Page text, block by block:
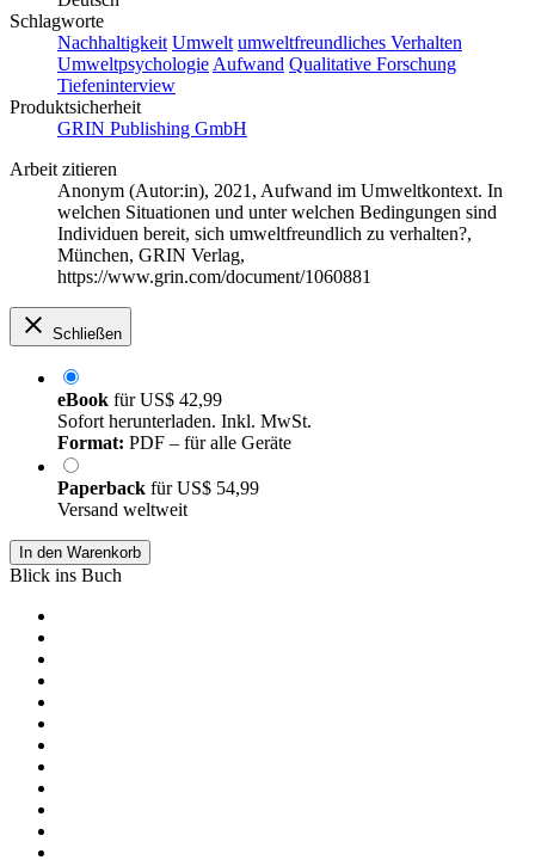
Schlagworte
Nachhaltigkeit Umwelt umweltfreundliches Verhalten
Umweltpsychologie Aufwand Qualitative Forschung
Tiefeninterview
Produktsicherheit
GRIN Publishing GmbH
Arbeit zitieren
Anonym (Autor:in), 2021, Aufwand im Umweltkontext. In
welchen Situationen und unter welchen Bedingungen sind
Individuen bereit, sich umweltfreundlich zu verhalten?,
München, GRIN Verlag,
https://www.grin.com/document/1060881
Schließen
eBook fürUS$ 42,99
Sofort herunterladen. Inkl. MwSt.
Format: PDF – für alle Geräte
Paperback fürUS$ 54,99
Versand weltweit
In den Warenkorb
Blick ins Buch